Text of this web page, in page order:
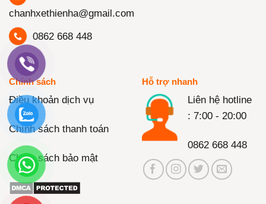
chanhxethienha@gmail.com
0862 668 448
Chính sách
Điều khoản dịch vụ
Chính sách thanh toán
Chính sách bảo mật
Hỗ trợ nhanh
Liên hệ hotline
: 7:00 - 20:00
0862 668 448